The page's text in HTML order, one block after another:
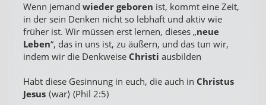
Wenn jemand wieder geboren ist, kommt eine Zeit,
in der sein Denken nicht so lebhaft und aktiv wie
früher ist. Wir müssen erst lernen, dieses „neue
Leben“, das in uns ist, zu äußern, und das tun wir,
indem wir die Denkweise Christi ausbilden
Habt diese Gesinnung in euch, die auch in Christus
Jesus ⟨war⟩ (Phil 2:5)